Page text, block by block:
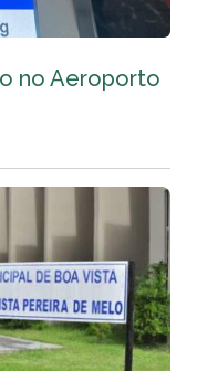
no Aeroporto